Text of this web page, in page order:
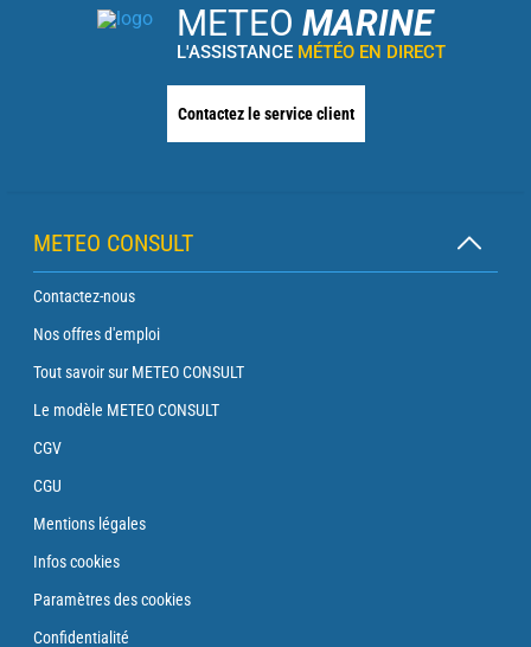
METEO MARINE
L'ASSISTANCE MÉTÉO EN DIRECT
Contactez le service client
METEO CONSULT
Contactez-nous
Nos offres d'emploi
Tout savoir sur METEO CONSULT
Le modèle METEO CONSULT
CGV
CGU
Mentions légales
Infos cookies
Paramètres des cookies
Confidentialité